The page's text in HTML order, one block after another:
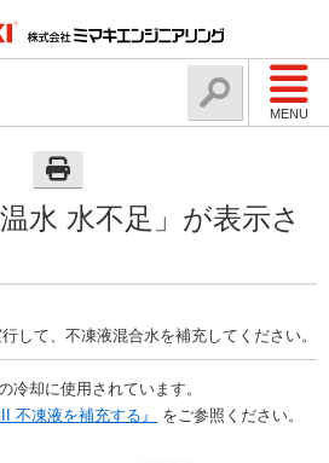
MENU
水 水不足」が表示さ
して、不凍液混合水を補充してください。
冷却に使用されています。
不凍液を補充する』​ をご参照ください。